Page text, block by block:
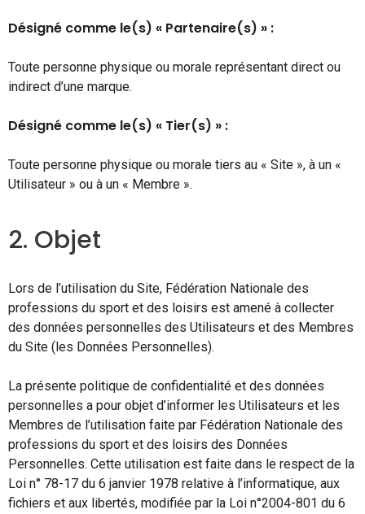
Désigné comme le(s) « Partenaire(s) » :
Toute personne physique ou morale représentant direct ou
indirect d’une marque.
Désigné comme le(s) « Tier(s) » :
Toute personne physique ou morale tiers au « Site », à un «
Utilisateur » ou à un « Membre ».
2. Objet
Lors de l’utilisation du Site, Fédération Nationale des
professions du sport et des loisirs est amené à collecter
des données personnelles des Utilisateurs et des Membres
du Site (les Données Personnelles).
La présente politique de confidentialité et des données
personnelles a pour objet d’informer les Utilisateurs et les
Membres de l’utilisation faite par Fédération Nationale des
professions du sport et des loisirs des Données
Personnelles. Cette utilisation est faite dans le respect de la
Loi n° 78-17 du 6 janvier 1978 relative à l’informatique, aux
fichiers et aux libertés, modifiée par la Loi n°2004-801 du 6